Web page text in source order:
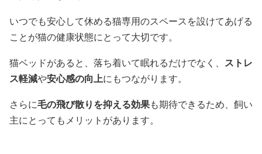
いつでも安心して休める猫専用のスペースを設けてあげる
ことが猫の健康状態にとって大切です。
猫ベッドがあると、落ち着いて眠れるだけでなく、 ストレ
ス軽減や安心感の向上にもつながります。
さらに毛の飛び散りを抑える効果も期待できるため、飼い
主にとってもメリットがあります。